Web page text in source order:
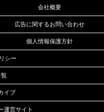
会社概要
広告に関するお問い合わせ
個人情報保護方針
シー
イブ
運営サイト